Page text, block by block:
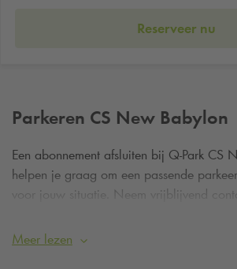
Reserveer nu
Parkeren CS New Babylon
Een abonnement afsluiten bij Q-Park CS
helpen je graag om een passende
voor jouw situatie. Neem vrijblijvend
Meer lezen